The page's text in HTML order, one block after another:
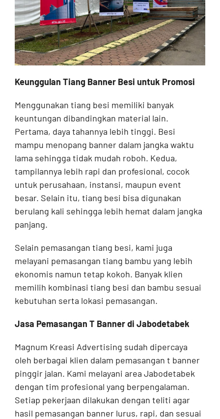
Keunggulan Tiang Banner Besi untuk Promosi
Menggunakan tiang besi memiliki banyak
keuntungan dibandingkan material lain.
Pertama, daya tahannya lebih tinggi. Besi
mampu menopang banner dalam jangka waktu
lama sehingga tidak mudah roboh. Kedua,
tampilannya lebih rapi dan profesional, cocok
untuk perusahaan, instansi, maupun event
besar. Selain itu, tiang besi bisa digunakan
berulang kali sehingga lebih hemat dalam jangka
panjang.
Selain pemasangan tiang besi, kami juga
melayani pemasangan tiang bambu yang lebih
ekonomis namun tetap kokoh. Banyak klien
memilih kombinasi tiang besi dan bambu sesuai
kebutuhan serta lokasi pemasangan.
Jasa Pemasangan T Banner di Jabodetabek
Magnum Kreasi Advertising sudah dipercaya
oleh berbagai klien dalam pemasangan t banner
pinggir jalan. Kami melayani area Jabodetabek
dengan tim profesional yang berpengalaman.
Setiap pekerjaan dilakukan dengan teliti agar
hasil pemasangan banner lurus, rapi, dan sesuai